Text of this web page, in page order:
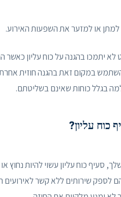
למתן או למזער את השפעות האירוע.
יתמכו בהגנה על כוח עליון כאשר
במקום זאת בהגנה חוזית אחרת
בגלל כוחות שאינם בשליטתם.
כוח עליון?
סעיף כוח עליון עשוי להיות נחוץ
לספק שירותים ללא קשר לאירועים